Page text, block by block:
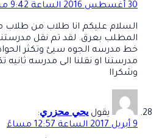
30 أغسطس 2016 الساعة 9:42 مساءً
السلام عليكم انا طلاب من طلاب
المطلب بعرق. لقد تم نقل
خط مدرسه الجوه سيئ وتكثر
مدرستنا او نقلنا الى مدرسه ثانيه
وشكراا
يقول يحي محزري:
9 أبريل 2017 الساعة 12:57 مساءً